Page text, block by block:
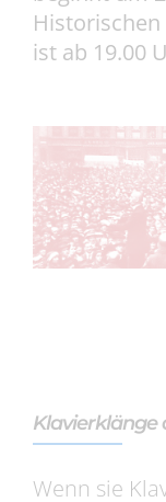
Historischen
ist ab 19.00
Klavierklänge
Wenn sie